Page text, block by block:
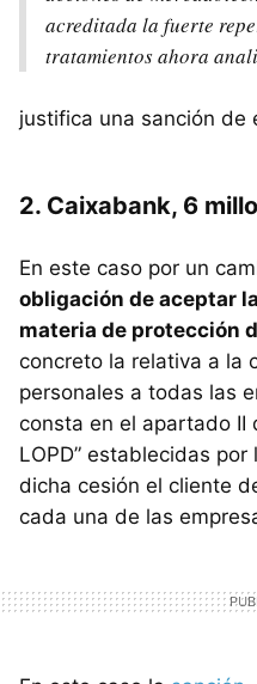
acreditada la fuerte
tratamientos ahora
justifica una sanción de
2. Caixabank, 6
En este caso por un
obligación de aceptar
materia de protección
concreto la relativa a la
personales a todas las
consta en el apartado II
LOPD” establecidas
dicha cesión el cliente
cada una de las